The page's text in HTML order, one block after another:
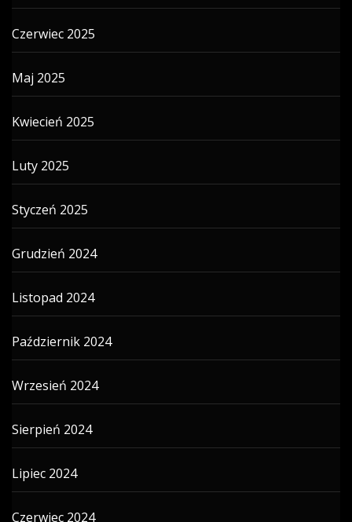
Czerwiec 2025
Maj 2025
Kwiecień 2025
Luty 2025
Styczeń 2025
Grudzień 2024
Listopad 2024
Październik 2024
Wrzesień 2024
Sierpień 2024
Lipiec 2024
Czerwiec 2024